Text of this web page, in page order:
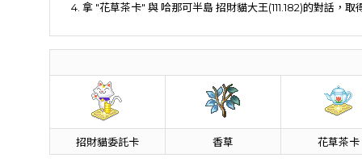
4. 拿 "花草茶卡" 與 哈那可半島 招財貓大王(111.182)的對話，取
招財貓委託卡 香草 花草茶卡